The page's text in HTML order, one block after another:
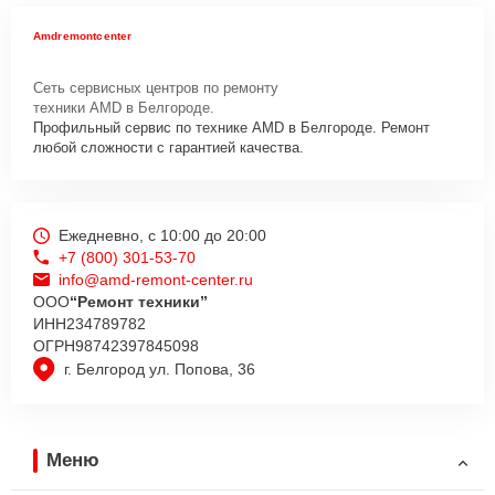
Amdremontcenter
Сеть сервисных центров по ремонту
техники AMD в Белгороде.
Профильный сервис по технике AMD в Белгороде. Ремонт
любой сложности с гарантией качества.
г. Белгород ул. Попова, 36
Ежедневно, с 10:00 до 20:00
+7 (800) 301-53-70
info@amd-remont-center.ru
ООО“Ремонт техники”
ИНН234789782
ОГРН98742397845098
Меню